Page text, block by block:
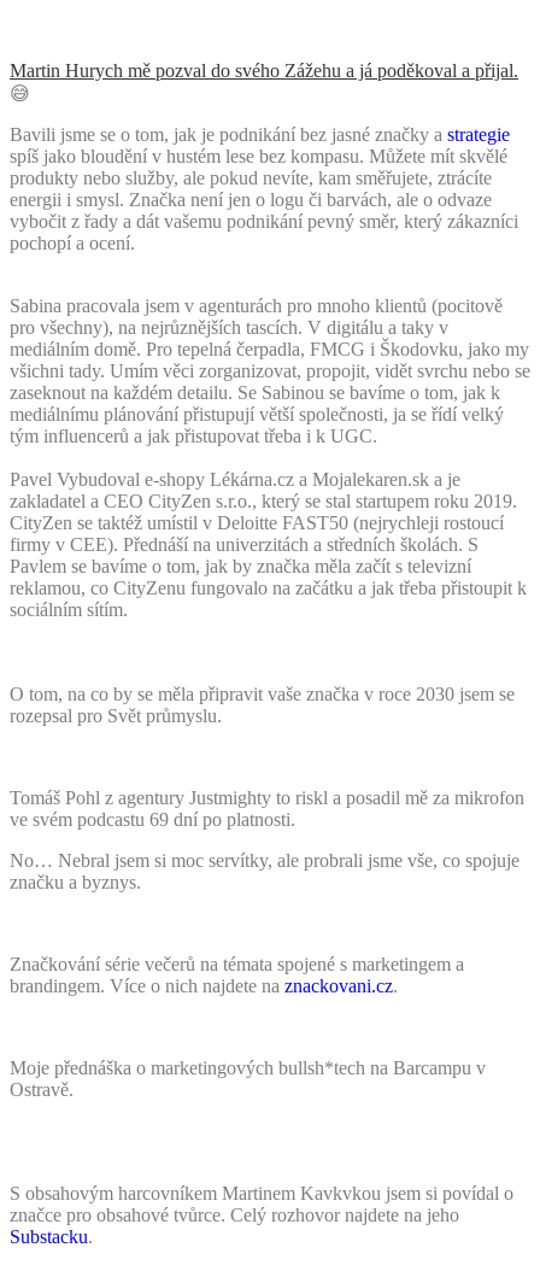
Martin Hurych mě pozval do svého Zážehu a já poděkoval a přijal.
😅
Bavili jsme se o tom, jak je podnikání bez jasné značky a strategie
spíš jako bloudění v hustém lese bez kompasu. Můžete mít skvělé
produkty nebo služby, ale pokud nevíte, kam směřujete, ztrácíte
energii i smysl. Značka není jen o logu či barvách, ale o odvaze
vybočit z řady a dát vašemu podnikání pevný směr, který zákazníci
pochopí a ocení.
Sabina pracovala jsem v agenturách pro mnoho klientů (pocitově
pro všechny), na nejrůznějších tascích. V digitálu a taky v
mediálním domě. Pro tepelná čerpadla, FMCG i Škodovku, jako my
všichni tady. Umím věci zorganizovat, propojit, vidět svrchu nebo se
zaseknout na každém detailu. Se Sabinou se bavíme o tom, jak k
mediálnímu plánování přistupují větší společnosti, ja se řídí velký
tým influencerů a jak přistupovat třeba i k UGC.
Pavel Vybudoval e-shopy Lékárna.cz a Mojalekaren.sk a je
zakladatel a CEO CityZen s.r.o., který se stal startupem roku 2019.
CityZen se taktéž umístil v Deloitte FAST50 (nejrychleji rostoucí
firmy v CEE). Přednáší na univerzitách a středních školách. S
Pavlem se bavíme o tom, jak by značka měla začít s televizní
reklamou, co CityZenu fungovalo na začátku a jak třeba přistoupit k
sociálním sítím.
O tom, na co by se měla připravit vaše značka v roce 2030 jsem se
rozepsal pro Svět průmyslu.
Tomáš Pohl z agentury Justmighty to riskl a posadil mě za mikrofon
ve svém podcastu 69 dní po platnosti.
No… Nebral jsem si moc servítky, ale probrali jsme vše, co spojuje
značku a byznys.
Značkování série večerů na témata spojené s marketingem a
brandingem. Více o nich najdete na znackovani.cz.
Moje přednáška o marketingových bullsh*tech na Barcampu v
Ostravě.
S obsahovým harcovníkem Martinem Kavkvkou jsem si povídal o
značce pro obsahové tvůrce. Celý rozhovor najdete na jeho
Substacku.